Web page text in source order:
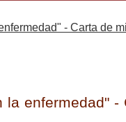
- Carta de
enfermedad" -